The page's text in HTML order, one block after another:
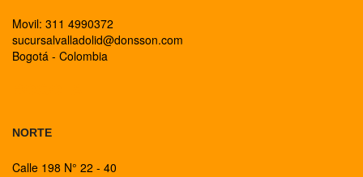
Movil: 311 4990372
sucursalvalladolid@donsson.com
Bogotá - Colombia
NORTE
Calle 198 N° 22 - 40